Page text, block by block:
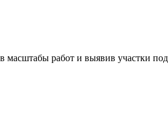
работ и выявив участки